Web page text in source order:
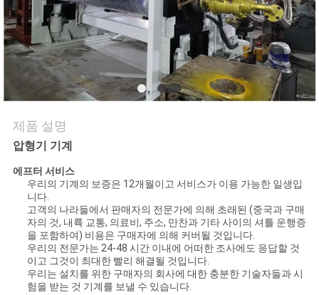
품
질
관
리
연
제품 설명
압형기 기계
에프터 서비스
우리의 기계의 보증은 12개월이고 서비스가 이용 가능한 일생입
니다.
고객의 나라들에서 판매자의 전문가에 의해 초래된 (중국과 구매
자의 것, 내륙 교통, 의료비, 주소, 만찬과 기타 사이의 셔틀 운행증
을 포함하여) 비용은 구매자에 의해 커버될 것입니다.
우리의 전문가는 24-48 시간 이내에 어떠한 조사에도 응답할 것
이고 그것이 최대한 빨리 해결될 것입니다.
우리는 설치를 위한 구매자의 회사에 대한 충분한 기술자들과 시
험을 받는 것 기계를 보낼 수 있습니다.